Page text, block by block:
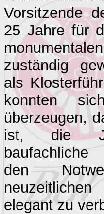
Vorsitzende
25 Jahre für
zuständig
als
konnten
überzeugen,
ist, die
den
elegant zu